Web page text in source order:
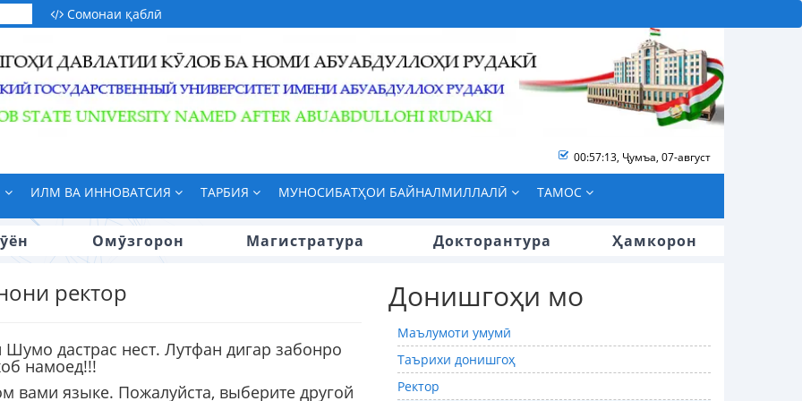
Сомонаи қаблӣ
00:57:14, Ҷумъа, 07-август
ИЛМ ВА ИННОВАТСИЯ ТАРБИЯ МУНОСИБАТҲОИ БАЙНАЛМИЛЛАЛӢ ТАМОС
Омӯзгорон Магистратура Докторантура Ҳамкорон
ректор
дастрас нест. Лутфан дигар забонро
намоед!!!
вами языке. Пожалуйста, выберите другой
Донишгоҳи мо
Маълумоти умумӣ
Таърихи донишгоҳ
Ректор